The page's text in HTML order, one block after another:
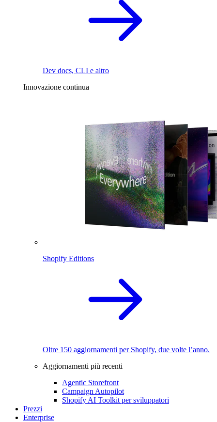
Dev docs, CLI e altro
Innovazione continua
Shopify Editions
Oltre 150 aggiornamenti per Shopify, due volte l’anno.
Aggiornamenti più recenti
Agentic Storefront
Campaign Autopilot
Shopify AI Toolkit per sviluppatori
Prezzi
Enterprise